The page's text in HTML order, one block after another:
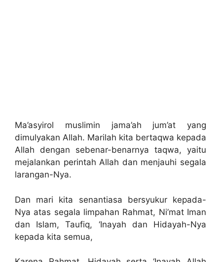
Ma’asyirol muslimin jama’ah jum’at yang
dimulyakan Allah. Marilah kita bertaqwa kepada
Allah dengan sebenar-benarnya taqwa, yaitu
mejalankan perintah Allah dan menjauhi segala
larangan-Nya.
Dan mari kita senantiasa bersyukur kepada-
Nya atas segala limpahan Rahmat, Ni’mat Iman
dan Islam, Taufiq, ‘Inayah dan Hidayah-Nya
kepada kita semua,